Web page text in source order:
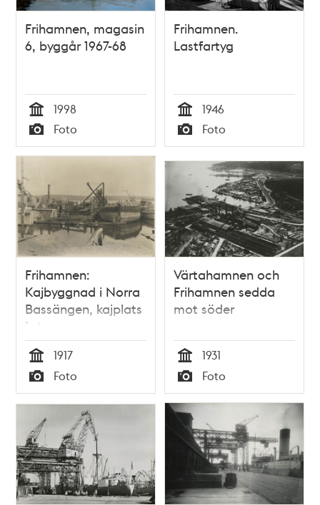
Frihamnen, magasin
6, byggår 1967-68
Tid
1998
Typ
Foto
Frihamnen.
Lastfartyg
Tid
1946
Typ
Foto
Frihamnen:
Kajbyggnad i Norra
Bassängen, kajplats
1-4
Tid
1917
Typ
Foto
Värtahamnen och
Frihamnen sedda
mot söder
Tid
1931
Typ
Foto